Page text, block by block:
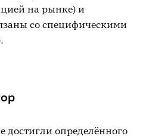
на рынке) и
со специфическими
определённого